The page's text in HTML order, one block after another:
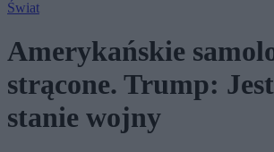
Świat
Amerykańskie
strącone. Trump:
stanie wojny